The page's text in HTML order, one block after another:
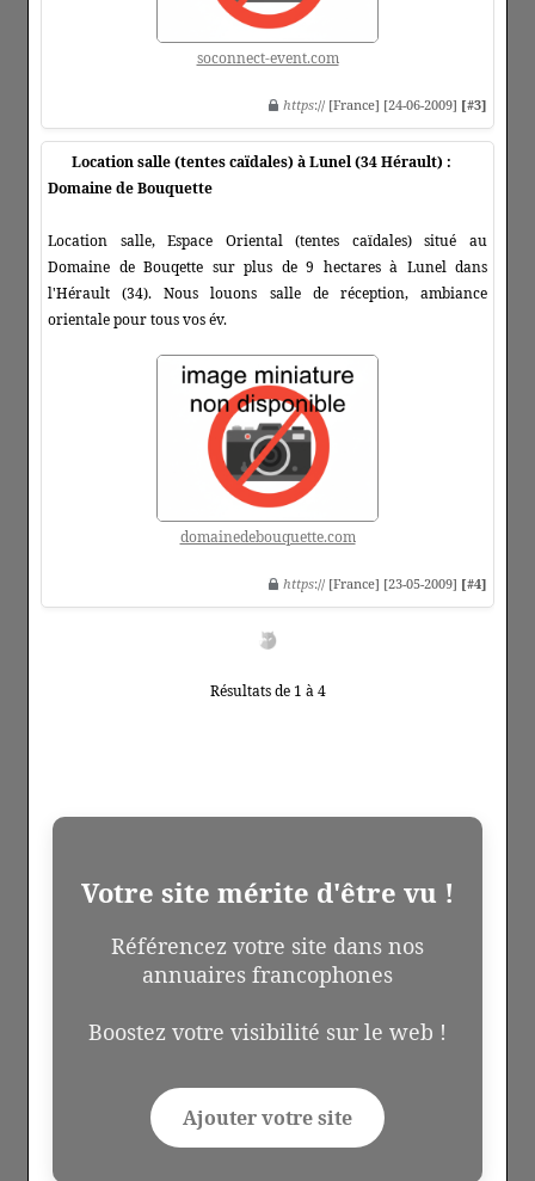
soconnect-event.com
https:// [France] [24-06-2009] [#3]
Location salle (tentes caïdales) à Lunel (34 Hérault) :
Domaine de Bouquette
Location salle, Espace Oriental (tentes caïdales) situé au
Domaine de Bouqette sur plus de 9 hectares à Lunel dans
l'Hérault (34). Nous louons salle de réception, ambiance
orientale pour tous vos év.
domainedebouquette.com
https:// [France] [23-05-2009] [#4]
Résultats de 1 à 4
Votre site mérite d'être vu !
Référencez votre site dans nos
annuaires francophones
Boostez votre visibilité sur le web !
Ajouter votre site